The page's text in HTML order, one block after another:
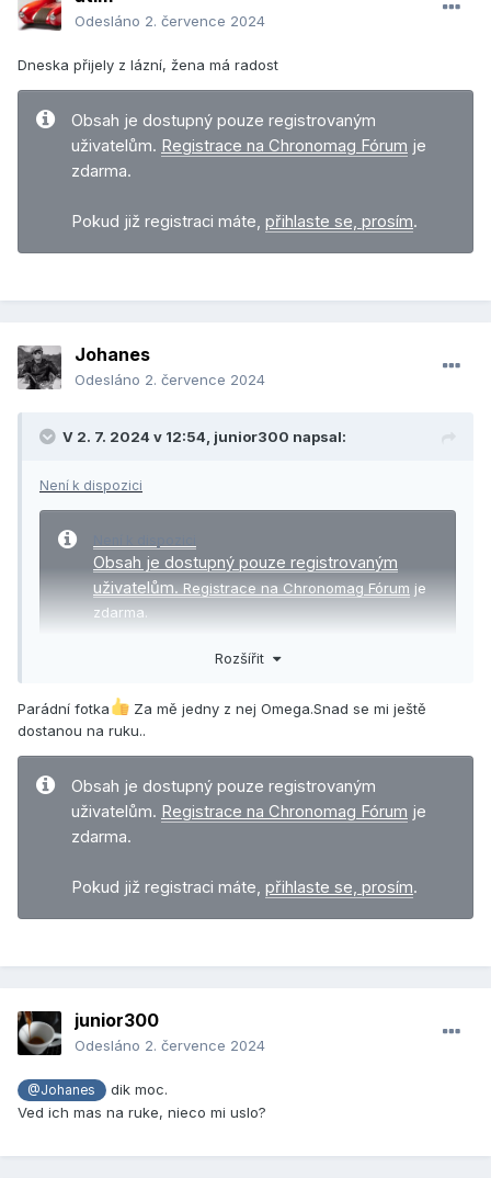
Odesláno 2. července 2024
Dneska přijely z lázní, žena má radost
Obsah je dostupný pouze registrovaným
uživatelům. Registrace na Chronomag Fórum je
zdarma.
Pokud již registraci máte, přihlaste se, prosím.
Johanes
Odesláno 2. července 2024
V 2. 7. 2024 v 12:54, junior300 napsal:
Není k dispozici
Obsah je dostupný pouze registrovaným
uživatelům. Registrace na Chronomag Fórum je
zdarma.
Pokud již registraci máte, přihlaste se, prosím
Rozšířit
Parádní fotka
Za mě jedny z nej Omega.Snad se mi ještě
dostanou na ruku..
Obsah je dostupný pouze registrovaným
uživatelům. Registrace na Chronomag Fórum je
zdarma.
Pokud již registraci máte, přihlaste se, prosím.
junior300
Odesláno 2. července 2024
@Johanes
dik moc.
Ved ich mas na ruke, nieco mi uslo?